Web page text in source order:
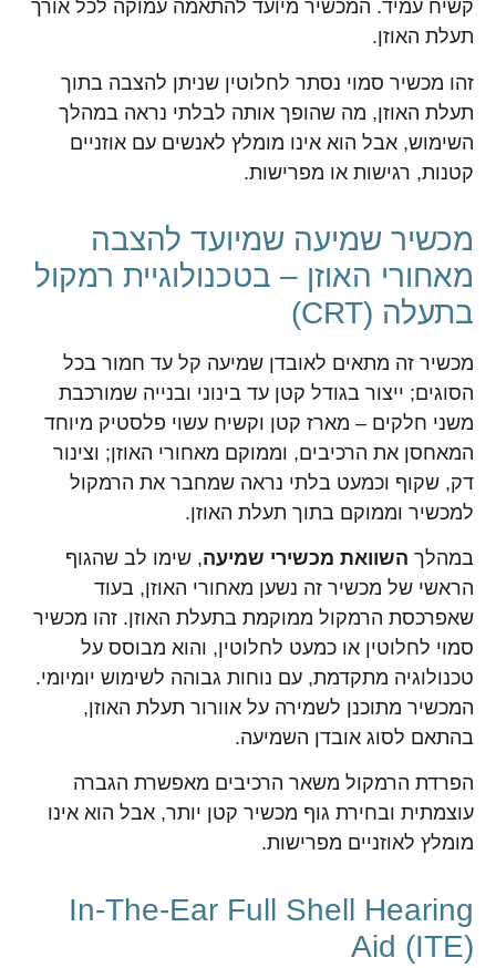
קשיח עמיד. המכשיר מיועד להתאמה עמוקה לכל אורך
תעלת האוזן.
זהו מכשיר סמוי נסתר לחלוטין שניתן להצבה בתוך
תעלת האוזן, מה שהופך אותה לבלתי נראה במהלך
השימוש, אבל הוא אינו מומלץ לאנשים עם אוזניים
קטנות, רגישות או מפרישות.
מכשיר שמיעה שמיועד להצבה
מאחורי האוזן – בטכנולוגיית רמקול
בתעלה (CRT)
מכשיר זה מתאים לאובדן שמיעה קל עד חמור בכל
הסוגים; ייצור בגודל קטן עד בינוני ובנייה שמורכבת
משני חלקים – מארז קטן וקשיח עשוי פלסטיק מיוחד
המאחסן את הרכיבים, וממוקם מאחורי האוזן; וצינור
דק, שקוף וכמעט בלתי נראה שמחבר את הרמקול
למכשיר וממוקם בתוך תעלת האוזן.
במהלך השוואת מכשירי שמיעה, שימו לב שהגוף
הראשי של מכשיר זה נשען מאחורי האוזן, בעוד
שאפרכסת הרמקול ממוקמת בתעלת האוזן. זהו מכשיר
סמוי לחלוטין או כמעט לחלוטין, והוא מבוסס על
טכנולוגיה מתקדמת, עם נוחות גבוהה לשימוש יומיומי.
המכשיר מתוכנן לשמירה על אוורור תעלת האוזן,
בהתאם לסוג אובדן השמיעה.
הפרדת הרמקול משאר הרכיבים מאפשרת הגברה
עוצמתית ובחירת גוף מכשיר קטן יותר, אבל הוא אינו
מומלץ לאוזניים מפרישות.
In-The-Ear Full Shell Hearing
Aid (ITE)